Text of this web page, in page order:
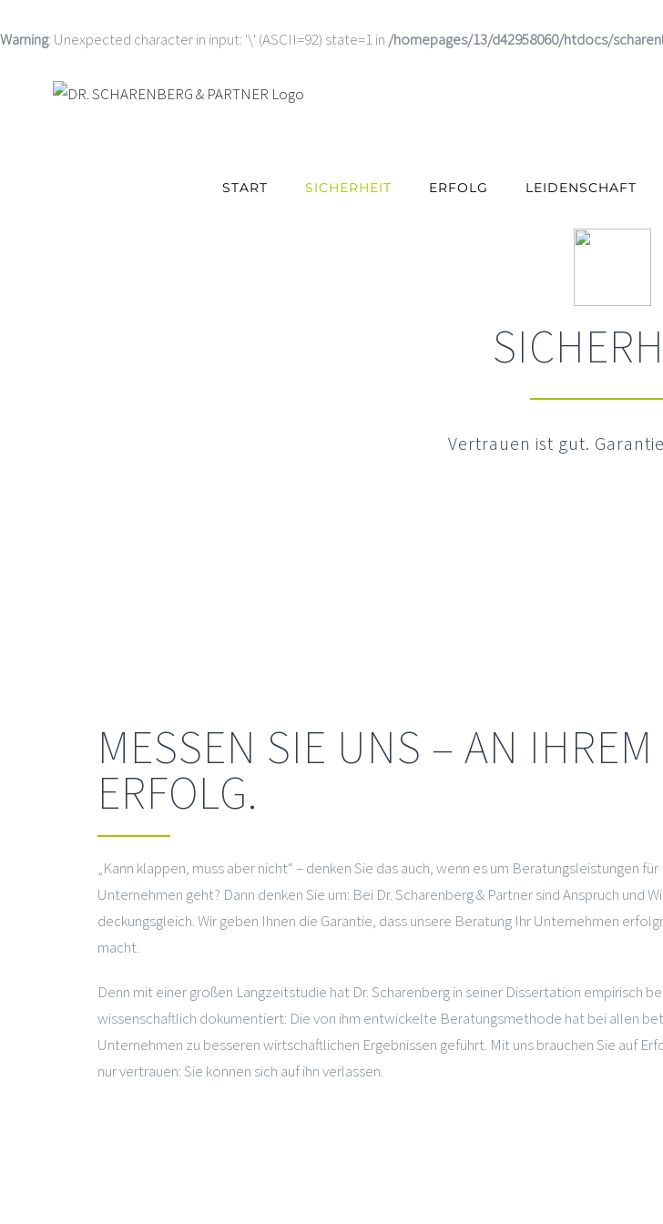
Warning: Unexpected character in input: '\' (ASCII=92) state=1 in /homepages/13/d42958060/htdocs/
START SICHERHEIT ERFOLG LEIDENSCHAFT
Vertrauen ist gut.
MESSEN SIE UNS – AN IHREM
ERFOLG.
„Kann klappen, muss aber nicht“ – denken Sie das auch, wenn es um Beratungsleistungen für
Unternehmen geht? Dann denken Sie um: Bei Dr. Scharenberg & Partner sind Anspruch und
deckungsgleich. Wir geben Ihnen die Garantie, dass unsere Beratung Ihr Unternehmen
macht.
Denn mit einer großen Langzeitstudie hat Dr. Scharenberg in seiner Dissertation empirisch
wissenschaftlich dokumentiert: Die von ihm entwickelte Beratungsmethode hat bei allen
Unternehmen zu besseren wirtschaftlichen Ergebnissen geführt. Mit uns brauchen Sie auf
nur vertrauen: Sie können sich auf ihn verlassen.